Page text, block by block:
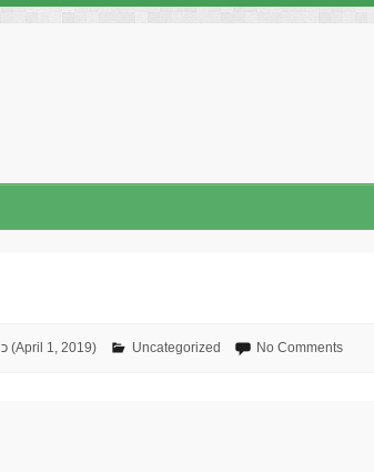
כ״ה באדר ב׳ ה׳תשע״ט (April 1, 2019) Uncategorized No Comments